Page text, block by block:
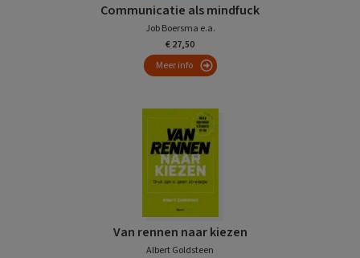
Communicatie als mindfuck
Job Boersma e.a.
€ 27,50
Meer info
Van rennen naar kiezen
Albert Goldsteen